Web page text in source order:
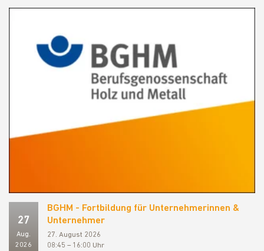
27
Aug.
2026
BGHM - Fortbildung für Unternehmerinnen &
Unternehmer
27. August 2026
08:45 – 16:00 Uhr